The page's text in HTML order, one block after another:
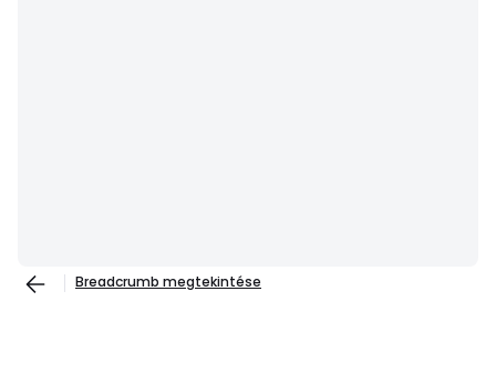
Breadcrumb megtekintése